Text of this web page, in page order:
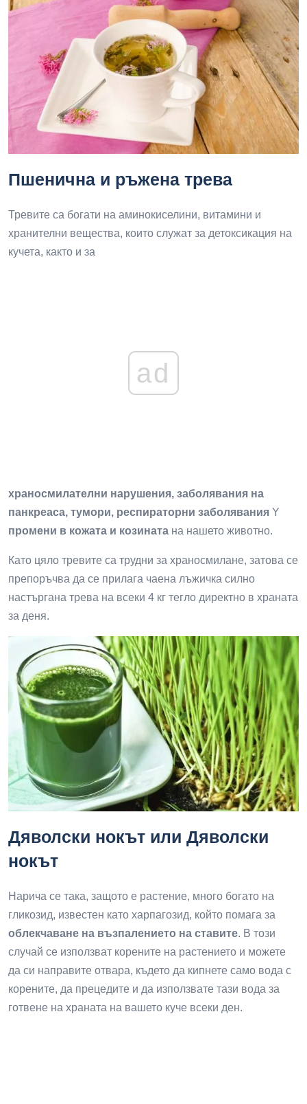
Пшенична и ръжена трева
Тревите са богати на аминокиселини, витамини и
хранителни вещества, които служат за детоксикация на
кучета, както и за
ad
храносмилателни нарушения, заболявания на
панкреаса, тумори, респираторни заболявания Y
промени в кожата и козината на нашето животно.
Като цяло тревите са трудни за храносмилане, затова се
препоръчва да се прилага чаена лъжичка силно
настъргана трева на всеки 4 кг тегло директно в храната
за деня.
Дяволски нокът или Дяволски
нокът
Нарича се така, защото е растение, много богато на
гликозид, известен като харпагозид, който помага за
облекчаване на възпалението на ставите. В този
случай се използват корените на растението и можете
да си направите отвара, където да кипнете само вода с
корените, да прецедите и да използвате тази вода за
готвене на храната на вашето куче всеки ден.